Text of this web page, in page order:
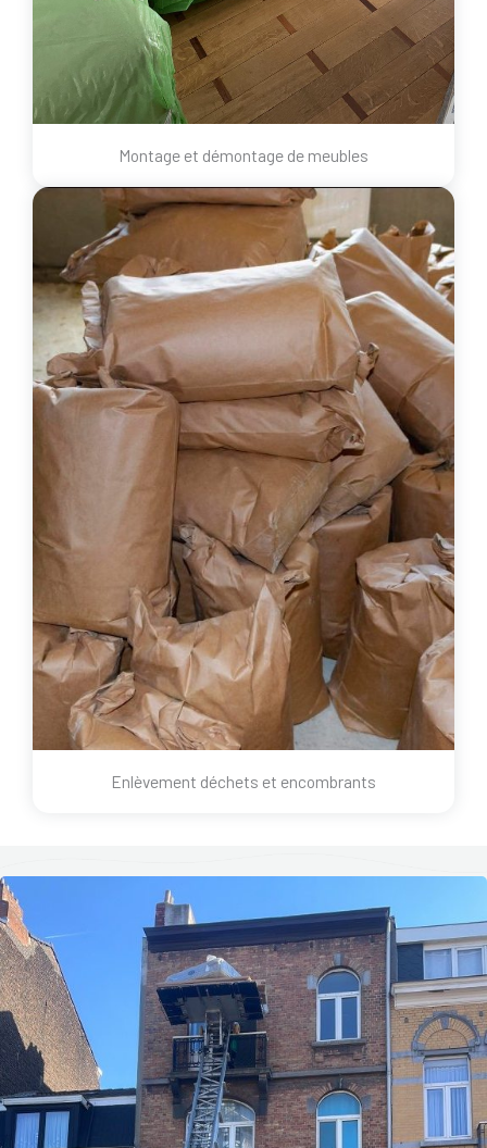
Montage et démontage de meubles
Enlèvement déchets et encombrants